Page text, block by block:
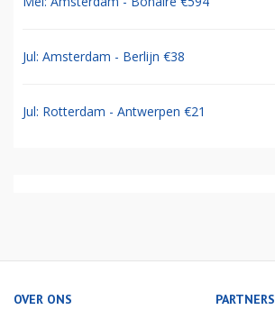
Jul: Amsterdam - Berlijn €38
Jul: Rotterdam - Antwerpen €21
OVER ONS PARTNERS